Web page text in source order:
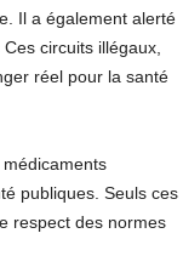
Il a également alerté
circuits illégaux,
réel pour la santé
publiques. Seuls ces
respect des normes